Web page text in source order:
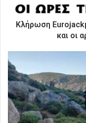
κ
ή
σ
α
ς
δ
Κλήρωση
και οι